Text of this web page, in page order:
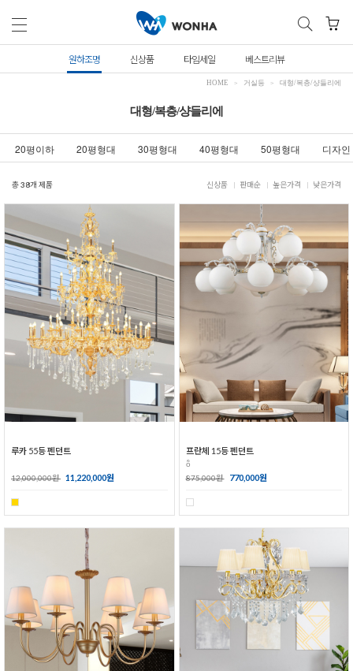
원하조명 신상품 타임세일 베스트리뷰
HOME 거실등 대형/복층/샹들리에
대형/복층/샹들리에
20평이하 20평형대 30평형대 40평형대 50평형대 디자
총38개 제품 신상품 판매순 높은가격 낮은가격
루카 55등 펜던트
12,000,000원 11,220,000원
프란체 15등 펜던트
ȭ
875,000원
770,000원